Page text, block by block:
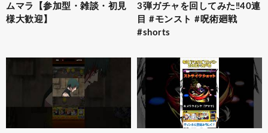
ムマラ【参加型・雑談・初見
様大歓迎】
3弾ガチャを回してみた‼️40連
目 #モンスト #呪術廻戦
#shorts